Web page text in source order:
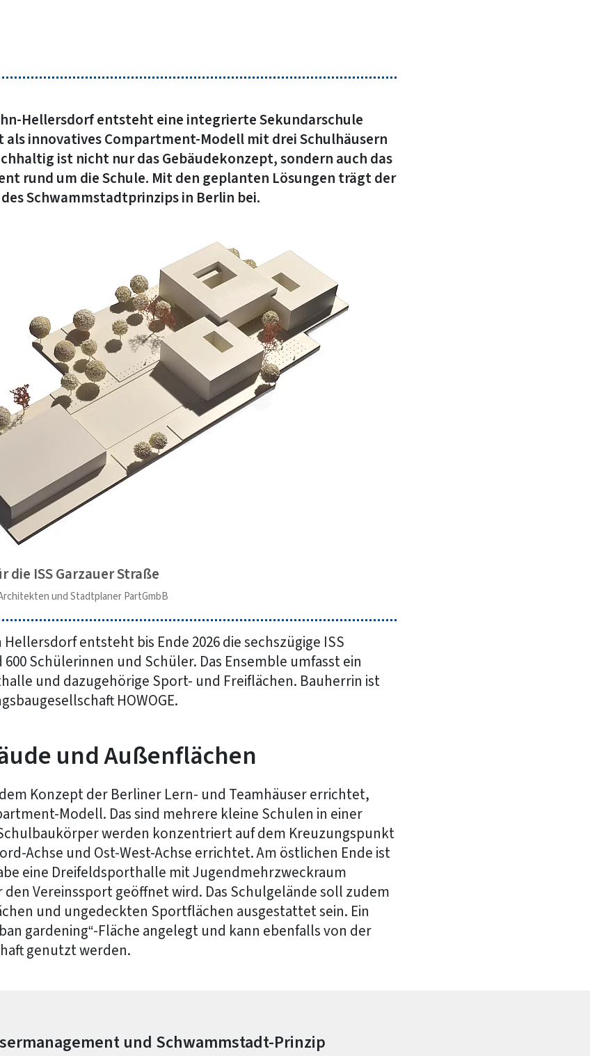
Hellersdorf entsteht eine integrierte Sekundarschule
als innovatives Compartment-Modell mit drei Schulhäusern
ist nicht nur das Gebäudekonzept, sondern auch das
rund um die Schule. Mit den geplanten Lösungen trägt der
Schwammstadtprinzips in Berlin bei.
ISS Garzauer Straße
und Stadtplaner PartGmbB
entsteht bis Ende 2026 die sechszügige ISS
Schülerinnen und Schüler. Das Ensemble umfasst ein
und dazugehörige Sport- und Freiflächen. Bauherrin ist
HOWOGE.
und Außenflächen
Konzept der Berliner Lern- und Teamhäuser errichtet,
Modell. Das sind mehrere kleine Schulen in einer
werden konzentriert auf dem Kreuzungspunkt
Achse und Ost-West-Achse errichtet. Am östlichen Ende ist
eine Dreifeldsporthalle mit Jugendmehrzweckraum
Vereinssport geöffnet wird. Das Schulgelände soll zudem
und ungedeckten Sportflächen ausgestattet sein. Ein
gardening“-Fläche angelegt und kann ebenfalls von der
genutzt werden.
und Schwammstadt-Prinzip